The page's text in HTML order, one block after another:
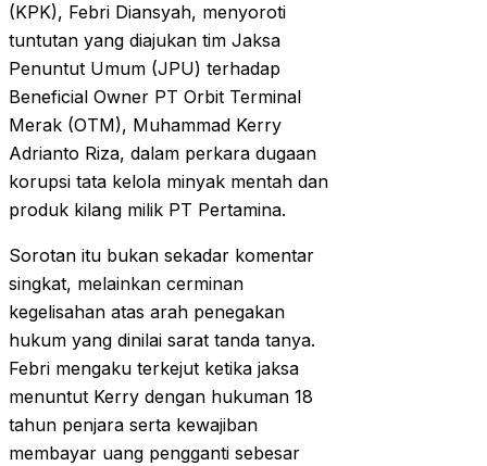
(KPK), Febri Diansyah, menyoroti
tuntutan yang diajukan tim Jaksa
Penuntut Umum (JPU) terhadap
Beneficial Owner PT Orbit Terminal
Merak (OTM), Muhammad Kerry
Adrianto Riza, dalam perkara dugaan
korupsi tata kelola minyak mentah dan
produk kilang milik PT Pertamina.
Sorotan itu bukan sekadar komentar
singkat, melainkan cerminan
kegelisahan atas arah penegakan
hukum yang dinilai sarat tanda tanya.
Febri mengaku terkejut ketika jaksa
menuntut Kerry dengan hukuman 18
tahun penjara serta kewajiban
membayar uang pengganti sebesar